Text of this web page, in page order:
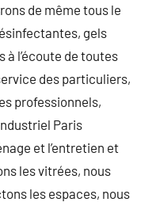
de même tous le
gels
l’écoute de toutes
des particuliers,
professionnels,
Paris
et l’entretien et
les vitrées, nous
les espaces, nous